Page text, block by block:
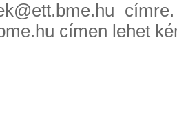
címen lehet